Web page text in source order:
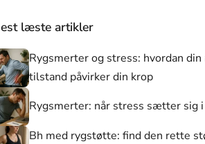
læste artikler
Rygsmerter og stress: hvordan
tilstand påvirker din krop
Rygsmerter: når stress sætter sig
Bh med rygstøtte: find den rette